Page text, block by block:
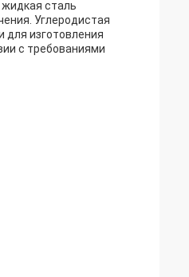
сталь
Углеродистая
для изготовления
с требованиями